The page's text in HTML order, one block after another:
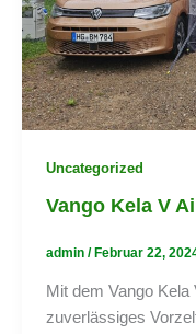
Uncategorized
Vango Kela V
admin / Februar 22,
Mit dem Vango
zuverlässiges